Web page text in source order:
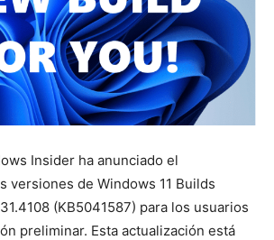
Insider ha anunciado el
versiones de Windows 11 Builds
(KB5041587) para los usuarios
preliminar. Esta actualización está